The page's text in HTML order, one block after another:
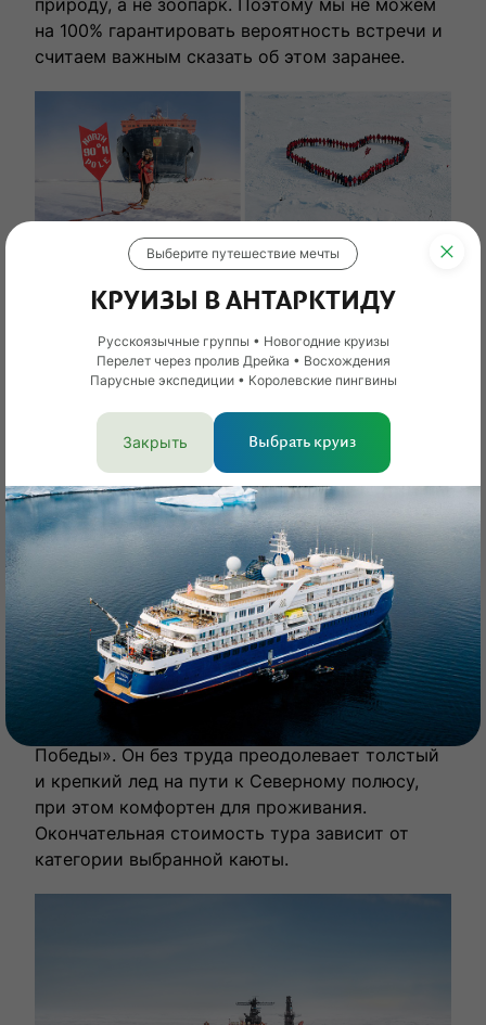
природу, а не зоопарк. Поэтому мы не можем
на 100% гарантировать вероятность встречи и
считаем важным сказать об этом заранее.
За 2 недели вы пройдете через вечные льды
Северного Ледовитого океана, исследуете
один из самых труднодоступных регионов
планеты — архипелаг Земля Франца-Иосифа и
увидите места арктических экспедиций. Здесь
всё, как в легендарной повести Каверина «Два
капитана». Ведь написана она об этих местах.
На каком судне?
Круиз пройдет на одном из самых больших и
мощных в мире атомных ледоколов «50 лет
Победы». Он без труда преодолевает толстый
и крепкий лед на пути к Северному полюсу,
при этом комфортен для проживания.
Окончательная стоимость тура зависит от
категории выбранной каюты.
Выберите путешествие мечты
КРУИЗЫ В АНТАРКТИДУ
Русскоязычные группы • Новогодние круизы
Перелет через пролив Дрейка • Восхождения
Парусные экспедиции • Королевские пингвины
Закрыть Выбрать круиз